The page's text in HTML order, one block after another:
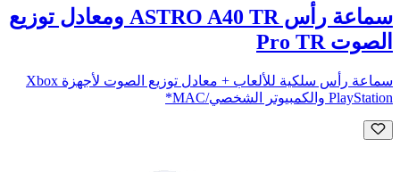
سماعة رأس ASTRO A40 TR ومعادل توزيع
الصوت Pro TR
سماعة رأس سلكية للألعاب + معادل توزيع الصوت لأجهزة Xbox
PlayStation والكمبيوتر الشخصي/MAC*